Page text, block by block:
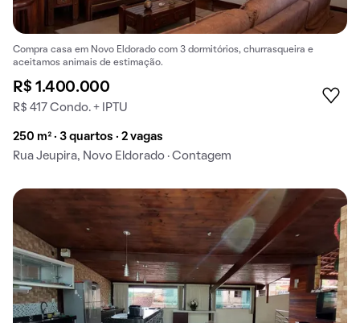
Compra casa em Novo Eldorado com 3 dormitórios, churrasqueira e
aceitamos animais de estimação.
R$ 1.400.000
R$ 417 Condo. + IPTU
250 m² · 3 quartos · 2 vagas
Rua Jeupira, Novo Eldorado · Contagem